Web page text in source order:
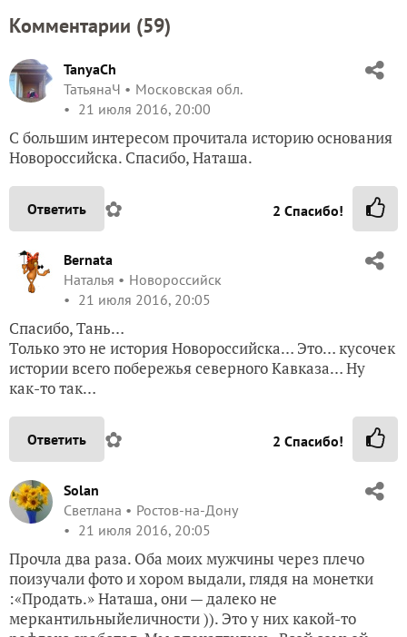
Комментарии (59)
TanyaCh
ТатьянаЧ
Московская обл.
21 июля 2016, 20:00
С большим интересом прочитала историю основания
Новороссийска. Спасибо, Наташа.
Ответить ✿ 2 Спасибо!
Bernata
Наталья
Новороссийск
21 июля 2016, 20:05
Спасибо, Тань…
Только это не история Новороссийска… Это… кусочек
истории всего побережья северного Кавказа… Ну
как-то так…
Ответить ✿ 2 Спасибо!
Solan
Светлана
Ростов-на-Дону
21 июля 2016, 20:05
Прочла два раза. Оба моих мужчины через плечо
поизучали фото и хором выдали, глядя на монетки
:«Продать.» Наташа, они — далеко не
меркантильныйеличности )). Это у них какой-то